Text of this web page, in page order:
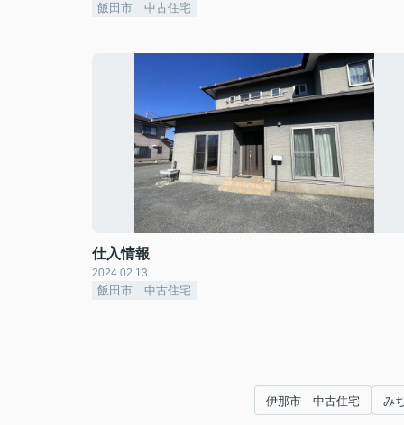
飯田市 中古住宅
仕入情報
2024.02.13
飯田市 中古住宅
伊那市 中古住宅 み